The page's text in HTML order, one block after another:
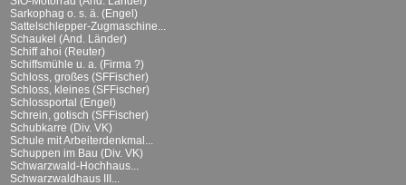
Sarkophag o. s. ä. (Engel)
Sattelschlepper-Zugmaschine...
Schaukel (And. Länder)
Schiff ahoi (Reuter)
Schiffsmühle u. a. (Firma ?)
Schloss, großes (SFFischer)
Schloss, kleines (SFFischer)
Schlossportal (Engel)
Schrein, gotisch (SFFischer)
Schubkarre (Div. VK)
Schule mit Arbeiterdenkmal...
Schuppen im Bau (Div. VK)
Schwarzwald-Hochhaus...
Schwarzwaldhaus III...